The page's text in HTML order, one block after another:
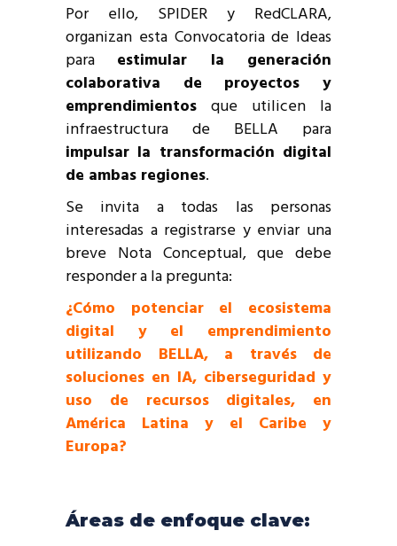
Por ello, SPIDER y RedCLARA,
organizan esta Convocatoria de Ideas
para estimular la generación
colaborativa de proyectos y
emprendimientos que utilicen la
infraestructura de BELLA para
impulsar la transformación digital
de ambas regiones.
Se invita a todas las personas
interesadas a registrarse y enviar una
breve Nota Conceptual, que debe
responder a la pregunta:
¿Cómo potenciar el ecosistema
digital y el emprendimiento
utilizando BELLA, a través de
soluciones en IA, ciberseguridad y
uso de recursos digitales, en
América Latina y el Caribe y
Europa?
Áreas de enfoque clave: